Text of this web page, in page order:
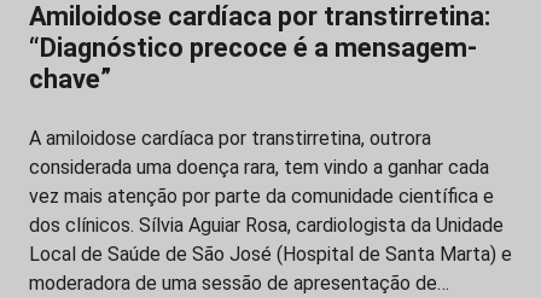
Amiloidose cardíaca por transtirretina:
“Diagnóstico precoce é a mensagem-
chave”
A amiloidose cardíaca por transtirretina, outrora
considerada uma doença rara, tem vindo a ganhar cada
vez mais atenção por parte da comunidade científica e
dos clínicos. Sílvia Aguiar Rosa, cardiologista da Unidade
Local de Saúde de São José (Hospital de Santa Marta) e
moderadora de uma sessão de apresentação de…